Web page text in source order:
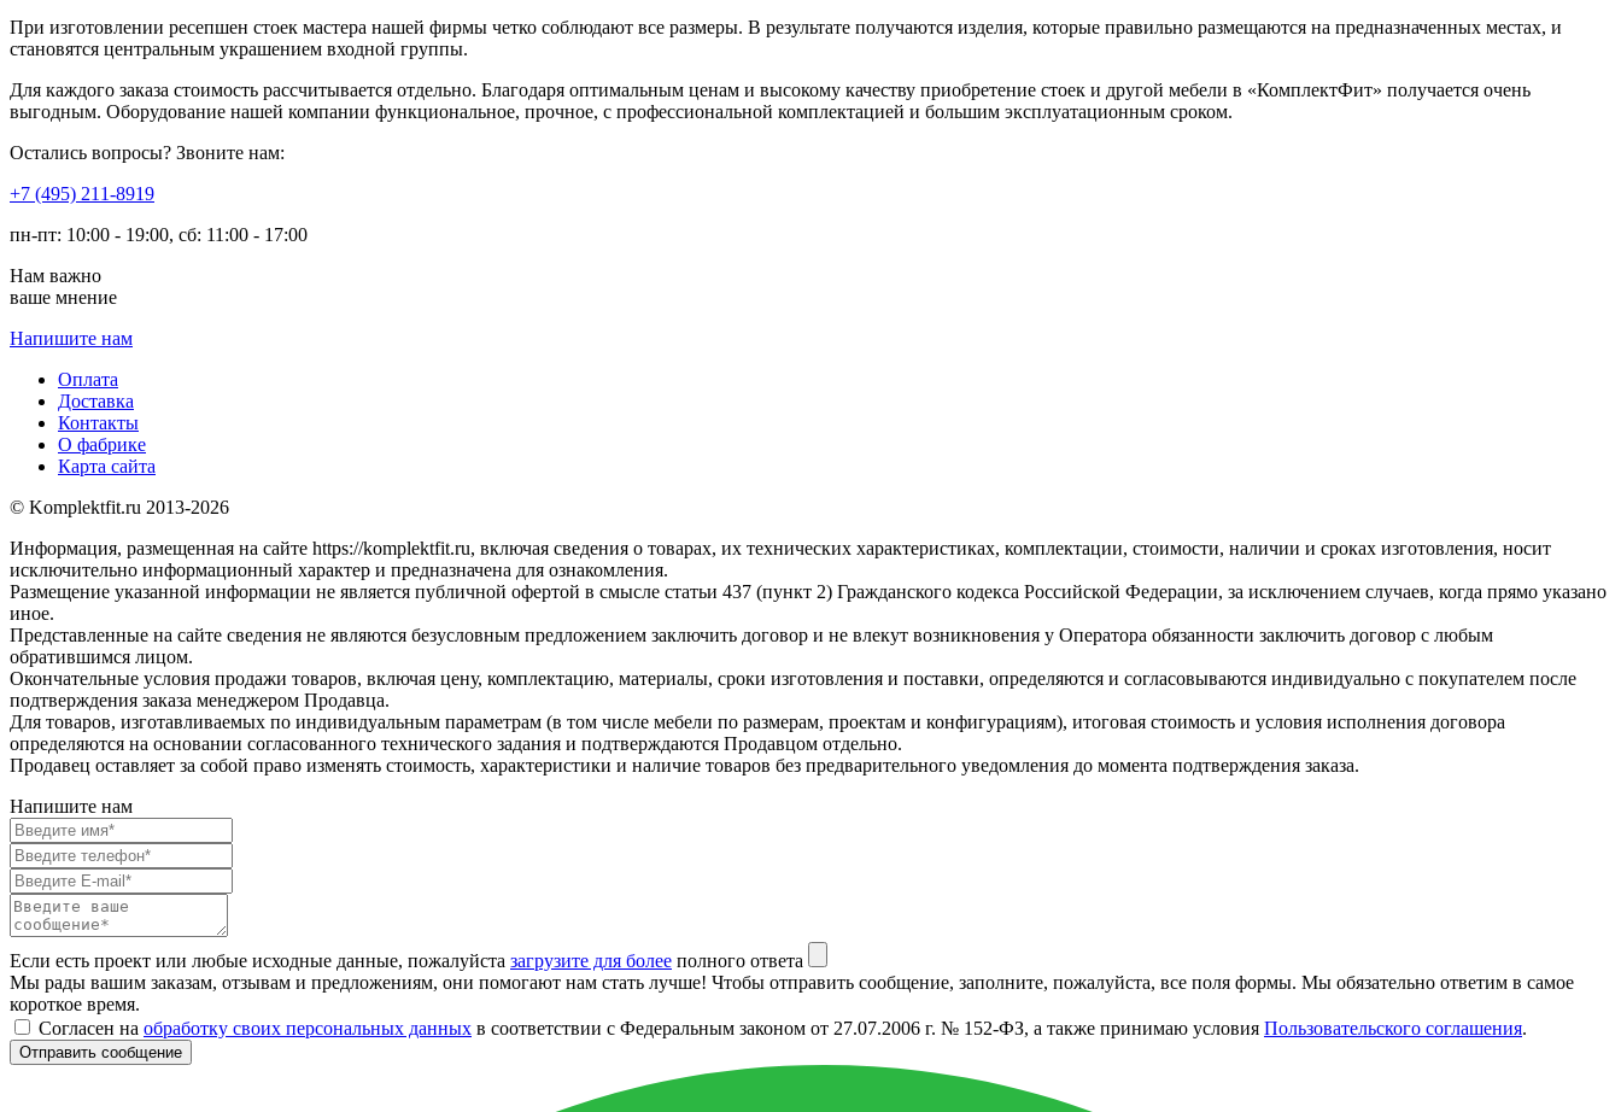
При изготовлении ресепшен стоек мастера нашей фирмы четко соблюдают все размеры. В результате получаются изделия, которые правильно размещаются на предназначенных местах, и
становятся центральным украшением входной группы.
Для каждого заказа стоимость рассчитывается отдельно. Благодаря оптимальным ценам и высокому качеству приобретение стоек и другой мебели в «КомплектФит» получается очень
выгодным. Оборудование нашей компании функциональное, прочное, с профессиональной комплектацией и большим эксплуатационным сроком.
Остались вопросы? Звоните нам:
​+7 (495) 211-8919
пн-пт: 10:00 - 19:00, сб: 11:00 - 17:00
Нам важно
ваше мнение
Напишите нам
Оплата
Доставка
Контакты
О фабрике
Карта сайта
© Komplektfit.ru 2013-2026
Информация, размещенная на сайте https://komplektfit.ru, включая сведения о товарах, их технических характеристиках, комплектации, стоимости, наличии и сроках изготовления, носит
исключительно информационный характер и предназначена для ознакомления.
Размещение указанной информации не является публичной офертой в смысле статьи 437 (пункт 2) Гражданского кодекса Российской Федерации, за исключением случаев, когда прямо указано
иное.
Представленные на сайте сведения не являются безусловным предложением заключить договор и не влекут возникновения у Оператора обязанности заключить договор с любым
обратившимся лицом.
Окончательные условия продажи товаров, включая цену, комплектацию, материалы, сроки изготовления и поставки, определяются и согласовываются индивидуально с покупателем после
подтверждения заказа менеджером Продавца.
Для товаров, изготавливаемых по индивидуальным параметрам (в том числе мебели по размерам, проектам и конфигурациям), итоговая стоимость и условия исполнения договора
определяются на основании согласованного технического задания и подтверждаются Продавцом отдельно.
Продавец оставляет за собой право изменять стоимость, характеристики и наличие товаров без предварительного уведомления до момента подтверждения заказа.
Напишите нам
Если есть проект или любые исходные данные, пожалуйста загрузите для более полного ответа
Мы рады вашим заказам, отзывам и предложениям, они помогают нам стать лучше! Чтобы отправить сообщение, заполните, пожалуйста, все поля формы. Мы обязательно ответим в самое
короткое время.
Согласен на обработку своих персональных данных в соответствии с Федеральным законом от 27.07.2006 г. № 152-ФЗ, а также принимаю условия Пользовательского соглашения.
Отправить сообщение